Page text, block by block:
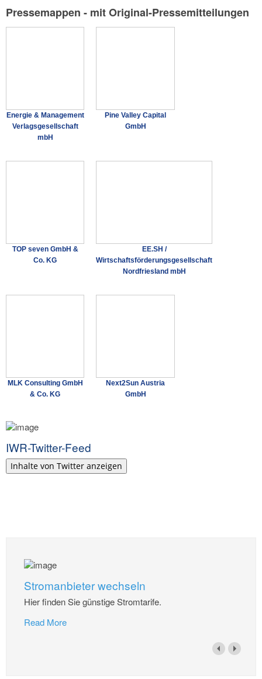
Pressemappen - mit Original-Pressemitteilungen
Energie & Management
Verlagsgesellschaft
mbH
Pine Valley Capital
GmbH
TOP seven GmbH &
Co. KG
EE.SH /
Wirtschaftsförderungsgesellschaft
Nordfriesland mbH
MLK Consulting GmbH
& Co. KG
Next2Sun Austria
GmbH
IWR-Twitter-Feed
Inhalte von Twitter anzeigen
Stromanbieter wechseln
Hier finden Sie günstige Stromtarife.
Read More